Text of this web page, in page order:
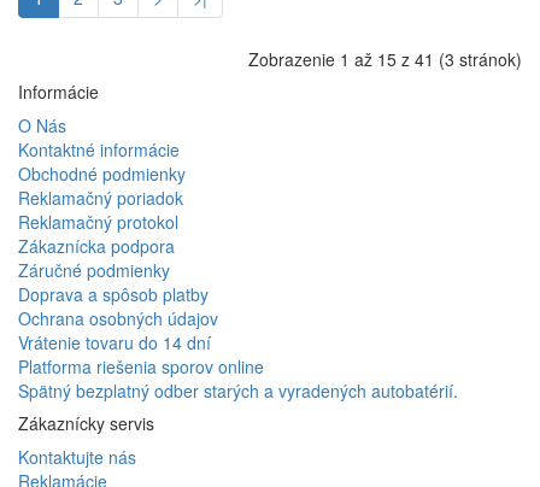
Zobrazenie 1 až 15 z 41 (3 stránok)
Informácie
O Nás
Kontaktné informácie
Obchodné podmienky
Reklamačný poriadok
Reklamačný protokol
Zákaznícka podpora
Záručné podmienky
Doprava a spôsob platby
Ochrana osobných údajov
Vrátenie tovaru do 14 dní
Platforma riešenia sporov online
Spätný bezplatný odber starých a vyradených autobatérií.
Zákaznícky servis
Kontaktujte nás
Reklamácie